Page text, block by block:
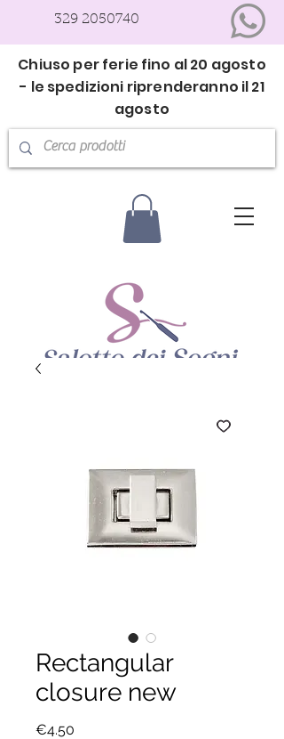
329 2050740
Chiuso per ferie fino al 20 agosto
- le spedizioni riprenderanno il 21
agosto
Rectangular
closure new
€4.50